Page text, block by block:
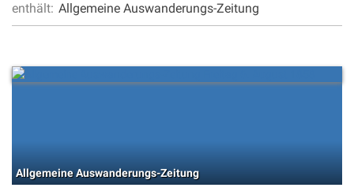
enthält: Allgemeine Auswanderungs-Zeitung
Allgemeine Auswanderungs-Zeitung